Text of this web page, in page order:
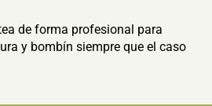
de forma profesional para
y bombín siempre que el caso